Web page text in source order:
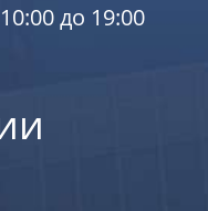
до 19:00